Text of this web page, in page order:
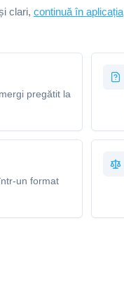
clari, continuă în aplicația
pregătit la
un format